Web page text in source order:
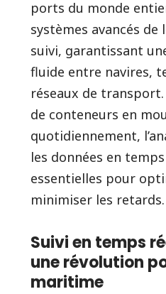
ports du monde
systèmes avancés
suivi, garantissant
fluide entre navires,
réseaux de
de conteneurs en
quotidiennement,
les données en
essentielles pour
minimiser les retards.
Suivi en temps
une révolution
maritime